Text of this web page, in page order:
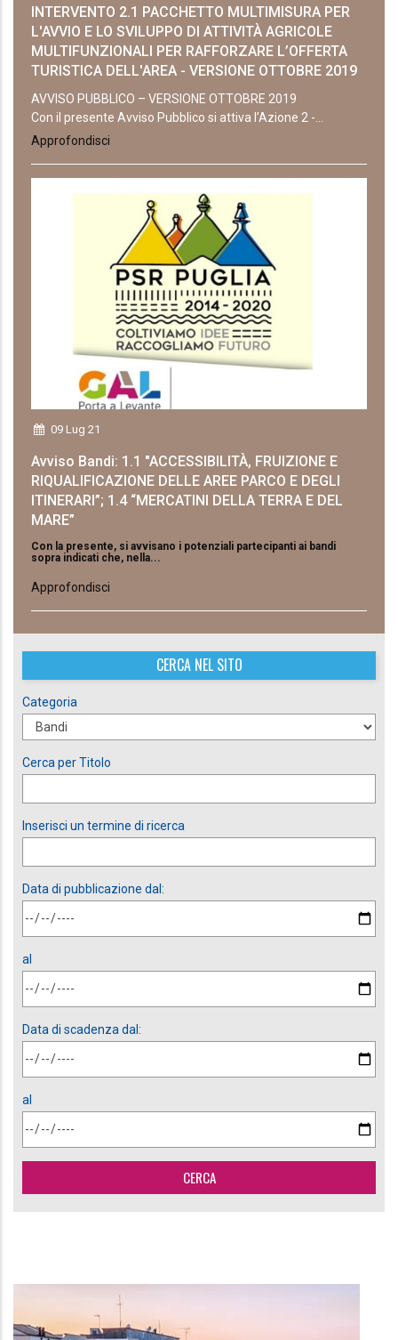
INTERVENTO 2.1 PACCHETTO MULTIMISURA PER
L'AVVIO E LO SVILUPPO DI ATTIVITÀ AGRICOLE
MULTIFUNZIONALI PER RAFFORZARE L’OFFERTA
TURISTICA DELL'AREA - VERSIONE OTTOBRE 2019
AVVISO PUBBLICO – VERSIONE OTTOBRE 2019
Con il presente Avviso Pubblico si attiva l’Azione 2 -...
Approfondisci
09 Lug 21
Avviso Bandi: 1.1 "ACCESSIBILITÀ, FRUIZIONE E
RIQUALIFICAZIONE DELLE AREE PARCO E DEGLI
ITINERARI”; 1.4 “MERCATINI DELLA TERRA E DEL
MARE”
Con la presente, si avvisano i potenziali partecipanti ai bandi
sopra indicati che, nella...
Approfondisci
CERCA NEL SITO
Categoria
Cerca per Titolo
Inserisci un termine di ricerca
Data di pubblicazione dal:
al
Data di scadenza dal:
al